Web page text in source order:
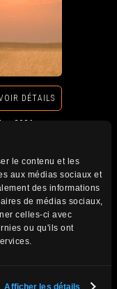
le contenu et les
aux médias sociaux et
des informations
de médias sociaux,
celles-ci avec
ou qu'ils ont
Afficher les détails
DÉTAILS
2026